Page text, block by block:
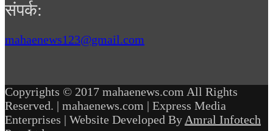
संपर्क:
mahaenews123@gmail.com
Copyrights © 2017 mahaenews.com All Rights
Reserved. | mahaenews.com | Express Media
Enterprises | Website Developed By Amral Infotech